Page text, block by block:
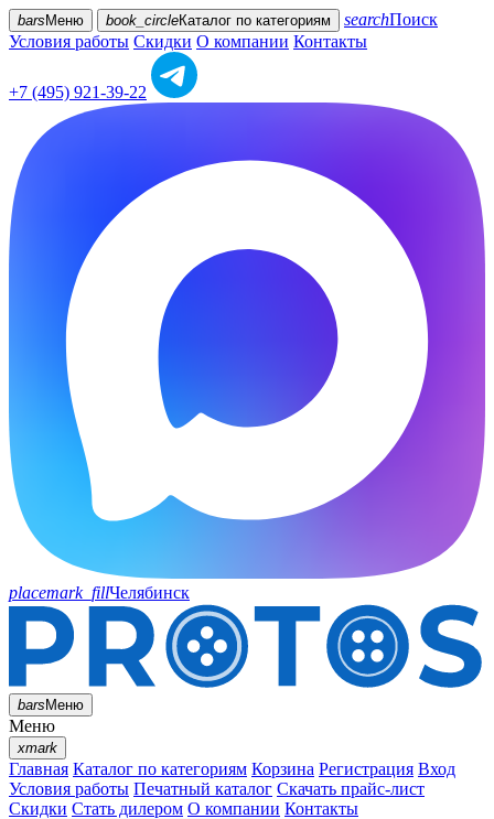
bars Меню book_circleКаталог по категориям searchПоиск
Условия работы Скидки О компании Контакты
+7 (495) 921-39-22
placemark_fillЧелябинск
barsМеню
Меню
xmark
Главная Каталог по категориям Корзина Регистрация Вход
Условия работы Печатный каталог Скачать прайс-лист
Скидки Стать дилером О компании Контакты